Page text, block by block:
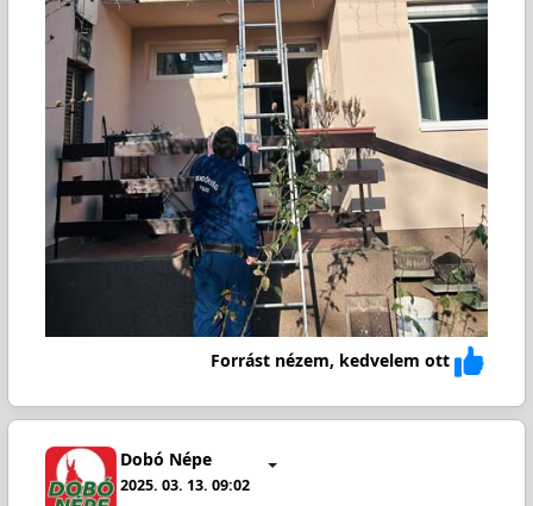
Forrást nézem, kedvelem ott
Dobó Népe
2025. 03. 13. 09:02